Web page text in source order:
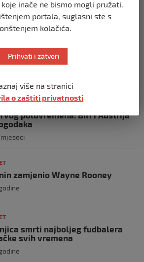
2:1!
Austrija 1:2
poluvremena: BiH i Austrija
mjeseci
zamjenio Wayne Rooney
smrti najboljeg fudbalera
svih vremena
inače ne bismo mogli pružati.
portala, suglasni ste s
kolačića.
Prihvati i zatvori
više na stranici
o zaštiti privatnosti